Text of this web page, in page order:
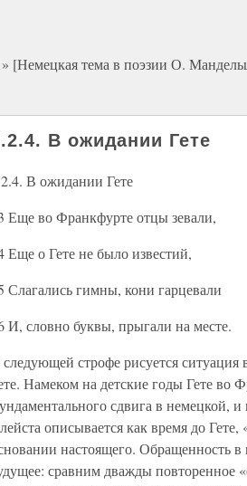
[Немецкая тема в поэзии О.
В ожидании Гете
В ожидании Гете
Еще во Франкфурте отцы зевали,
Еще о Гете не было известий,
Слагались гимны, кони гарцевали
И, словно буквы, прыгали на месте.
строфе рисуется ситуация
Намеком на детские годы Гете во
сдвига в немецкой,
описывается как время до
настоящего. Обращенность
сравним дважды повторенное